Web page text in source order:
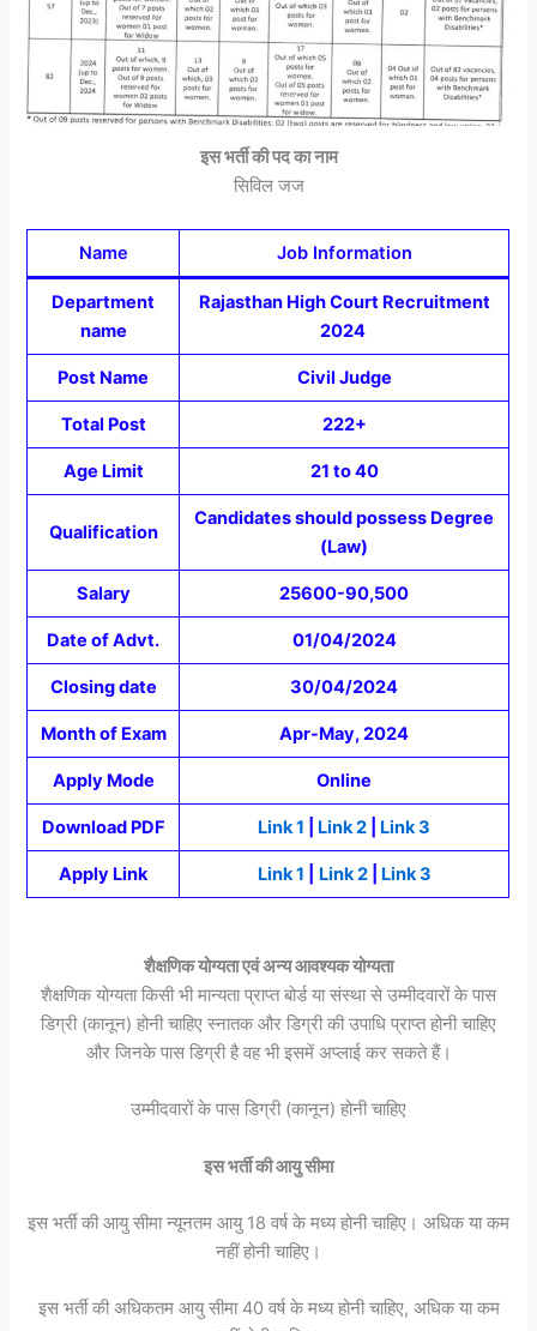
इस भर्ती की पद का नाम
सिविल जज
Name Job Information
Department
name
Rajasthan High Court Recruitment
2024
Post Name Civil Judge
Total Post 222+
Age Limit 21 to 40
Qualification
Candidates should possess Degree
(Law)
Salary 25600-90,500
Date of Advt. 01/04/2024
Closing date 30/04/2024
Month of Exam Apr-May, 2024
Apply Mode Online
Download PDF Link 1 Link 2 Link 3
Apply Link Link 1 Link 2 Link 3
शैक्षणिक योग्यता एवं अन्य आवश्यक योग्यता
शैक्षणिक योग्यता किसी भी मान्यता प्राप्त बोर्ड या संस्था से उम्मीदवारों के पास
डिग्री (कानून) होनी चाहिए स्नातक और डिग्री की उपाधि प्राप्त होनी चाहिए
और जिनके पास डिग्री है वह भी इसमें अप्लाई कर सकते हैं।
उम्मीदवारों के पास डिग्री (कानून) होनी चाहिए
इस भर्ती की आयु सीमा
इस भर्ती की आयु सीमा न्यूनतम आयु 18 वर्ष के मध्य होनी चाहिए। अधिक या कम
नहीं होनी चाहिए।
इस भर्ती की अधिकतम आयु सीमा 40 वर्ष के मध्य होनी चाहिए, अधिक या कम